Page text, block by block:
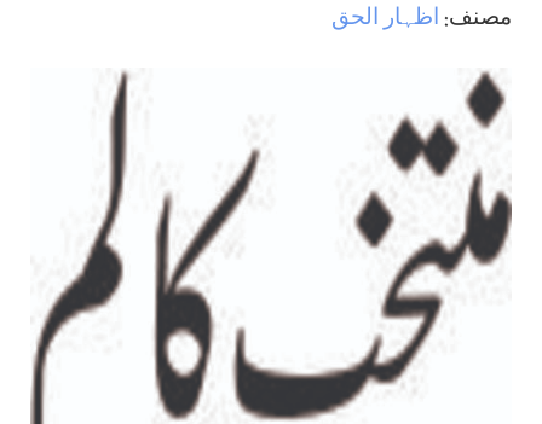
مصنف: اظہار الحق